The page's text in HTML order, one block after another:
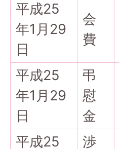
平成25
年1月29
日
会
費
平成25
年1月29
日
弔
慰
金
平成25
渉